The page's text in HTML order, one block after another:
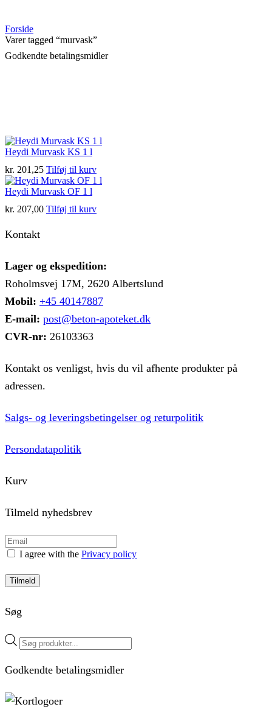
Forside
Varer tagged “murvask”
Godkendte betalingsmidler
Heydi Murvask KS 1 l
kr. 201,25 Tilføj til kurv
Heydi Murvask OF 1 l
kr. 207,00 Tilføj til kurv
Kontakt
Lager og ekspedition:
Roholmsvej 17M, 2620 Albertslund
Mobil: +45 40147887
E-mail: post@beton-apoteket.dk
CVR-nr: 26103363
Kontakt os venligst, hvis du vil afhente produkter på
adressen.
Salgs- og leveringsbetingelser og returpolitik
Persondatapolitik
Kurv
Tilmeld nyhedsbrev
I agree with the Privacy policy
Tilmeld
Søg
Products
search
Godkendte betalingsmidler